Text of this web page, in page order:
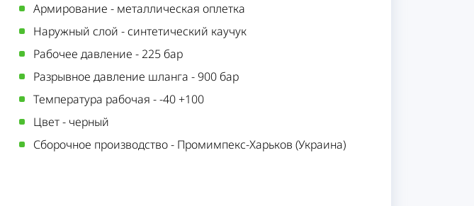
Армирование - металлическая оплетка
Наружный слой -синтетический каучук
Рабочее давление -225 бар
Разрывное давление шланга -900 бар
Температура рабочая --40 +100
Цвет- черный
Сборочное производство- Промимпекс-Харьков (Украина)